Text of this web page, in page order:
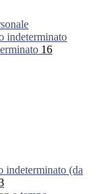
indeterminato
16
indeterminato (da